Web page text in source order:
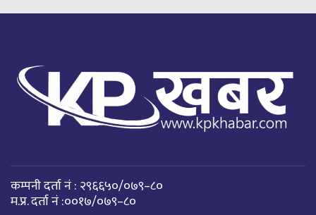
कम्पनी दर्ता नं : २९६६५०/०७९–८०
म.प्र. दर्ता नं :००१७/०७९–८०